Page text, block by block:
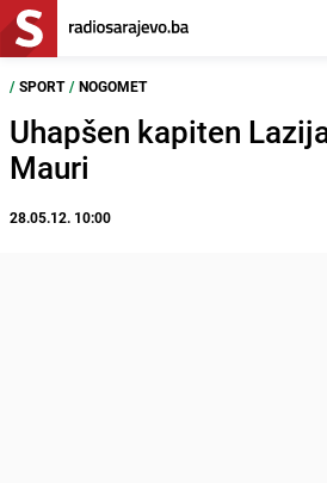
/ SPORT / NOGOMET
Uhapšen kapiten
Mauri
28.05.12. 10:00